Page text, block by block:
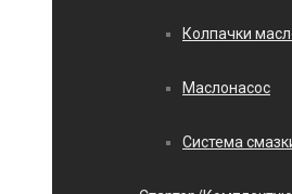
Колпачки
Маслонасос
Система